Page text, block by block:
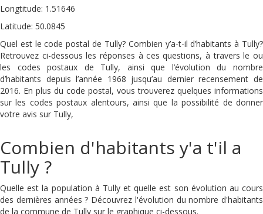
Longtitude: 1.51646
Latitude: 50.0845
Quel est le code postal de Tully? Combien y’a-t-il d’habitants à Tully?
Retrouvez ci-dessous les réponses à ces questions, à travers le ou
les codes postaux de Tully, ainsi que l’évolution du nombre
d’habitants depuis l’année 1968 jusqu’au dernier recensement de
2016. En plus du code postal, vous trouverez quelques informations
sur les codes postaux alentours, ainsi que la possibilité de donner
votre avis sur Tully,
Combien d'habitants y'a t'il a
Tully ?
Quelle est la population à Tully et quelle est son évolution au cours
des dernières années ? Découvrez l'évolution du nombre d'habitants
de la commune de Tully sur le graphique ci-dessous.